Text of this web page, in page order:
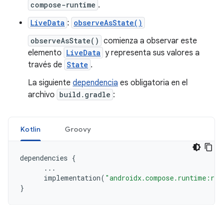
compose-runtime .
LiveData : observeAsState()
observeAsState() comienza a observar este
elemento LiveData y representa sus valores a
través de State .
La siguiente dependencia es obligatoria en el
archivo build.gradle :
Kotlin Groovy
dependencies {
...
implementation(
}